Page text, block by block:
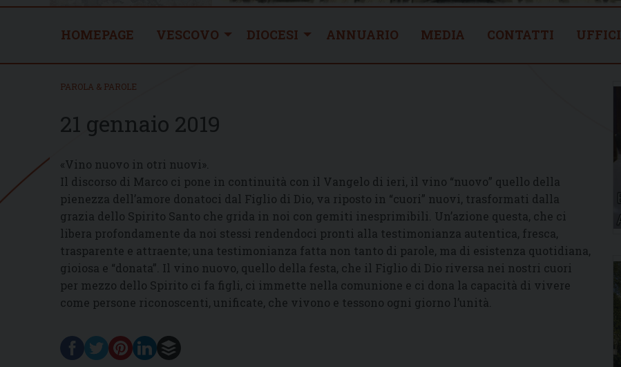
HOMEPAGE VESCOVO DIOCESI ANNUARIO MEDIA CONTATTI UFFICI
PAROLA & PAROLE
21 gennaio 2019
«Vino nuovo in otri nuovi».
Il discorso di Marco ci pone in continuità con il Vangelo di ieri, il vino “nuovo” quello della
pienezza dell’amore donatoci dal Figlio di Dio, va riposto in “cuori” nuovi, trasformati dalla
grazia dello Spirito Santo che grida in noi con gemiti inesprimibili. Un’azione questa, che ci
libera profondamente da noi stessi rendendoci pronti alla testimonianza autentica, fresca,
trasparente e attraente; una testimonianza fatta non tanto di parole, ma di esistenza quotidiana,
gioiosa e “donata”. Il vino nuovo, quello della festa, che il Figlio di Dio riversa nei nostri cuori
per mezzo dello Spirito ci fa figli, ci immette nella comunione e ci dona la capacità di vivere
come persone riconoscenti, unificate, che vivono e tessono ogni giorno l’unità.